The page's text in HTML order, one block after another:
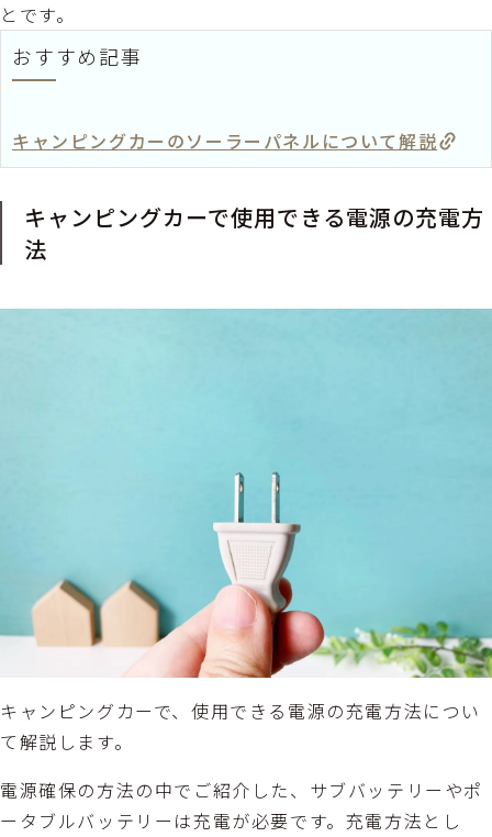
とです。
おすすめ記事
キャンピングカーのソーラーパネルについて解説
キャンピングカーで使用できる電源の充電方
法
キャンピングカーで、使用できる電源の充電方法につい
て解説します。
電源確保の方法の中でご紹介した、サブバッテリーやポ
ータブルバッテリーは充電が必要です。充電方法とし